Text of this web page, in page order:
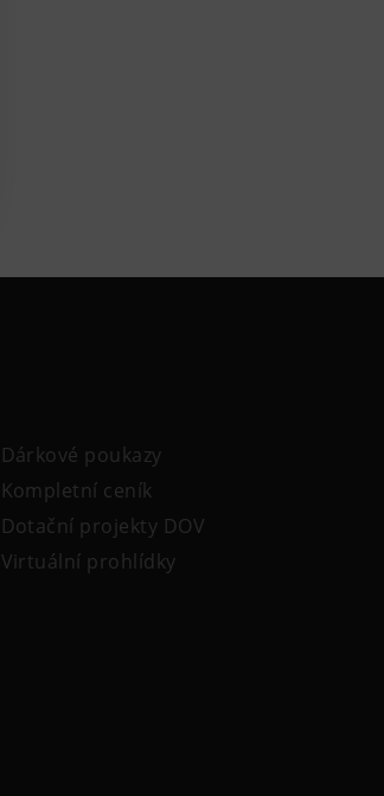
Dárkové poukazy
Kompletní ceník
Dotační projekty DOV
Virtuální prohlídky